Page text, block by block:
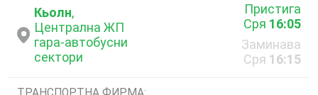
Кьолн,
Централна ЖП
гара-автобусни
сектори
Пристига
Сря 16:05
Заминава
Сря 16:15